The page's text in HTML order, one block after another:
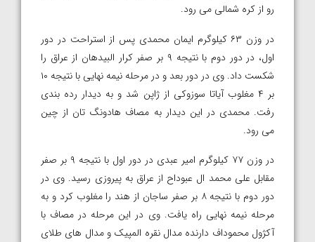
رو از کره شمالی می رود.
در وزن ۶۳ کیلوگرم ایمان محمدی پس از استراحت در دور
اول، در دور دوم با نتیجه ۹ بر صفر کرار البیدهان از عراق را
شکست داد. وی در دور بعد و در مرحله نیمه نهایی با نتیجه ۱۰
بر ۴ مغلوب آیاتا سوزوکی از ژاپن شد و به دیدار رده بندی
رفت. محمدی در این دیدار به مصاف هادونگ تان از چین
می رود.
در وزن ۷۷ کیلوگرم امیر عبدی در دور اول با نتیجه ۹ بر صفر
مقابل علی محمد ال عبوداح از عراق به پیروزی رسید. وی در
دور دوم با نتیجه ۸ بر صفر ساجان از هند را مغلوب کرد و به
مرحله نیمه نهایی راه یافت. وی در این مرحله در مصاف با
آکژول محموداف دارنده مدال نقره المپیک و مدال های طلای